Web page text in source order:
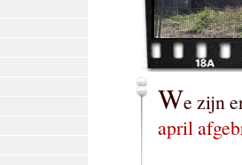
We zijn
april